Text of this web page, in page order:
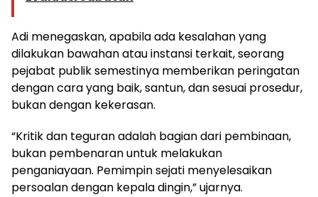
Adi menegaskan, apabila ada kesalahan yang
dilakukan bawahan atau instansi terkait, seorang
pejabat publik semestinya memberikan peringatan
dengan cara yang baik, santun, dan sesuai prosedur,
bukan dengan kekerasan.
“Kritik dan teguran adalah bagian dari pembinaan,
bukan pembenaran untuk melakukan
penganiayaan. Pemimpin sejati menyelesaikan
persoalan dengan kepala dingin,” ujarnya.